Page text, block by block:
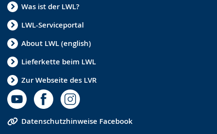
Was ist der LWL?
LWL-Serviceportal
About LWL (english)
Lieferkette beim LWL
Zur Webseite des LVR
Datenschutzhinweise Facebook